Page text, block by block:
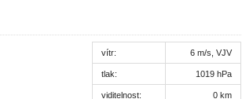
vítr: 6 m/s, VJV
tlak: 1019 hPa
viditelnost: 0 km